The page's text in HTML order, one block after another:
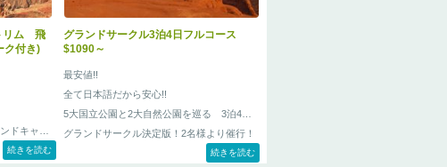
リム 飛
ク付き)
ドキャニ
！ ラスベ
続きを読む
グランドサークル3泊4日フルコース
$1090～
最安値!!
全て日本語だから安心!!
5大国立公園と2大自然公園を巡る 3泊4日
グランドサークル決定版！2名様より催行！
続きを読む